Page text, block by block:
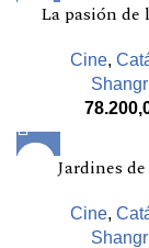
La pasión de
Cine,
Jardines
Cine,